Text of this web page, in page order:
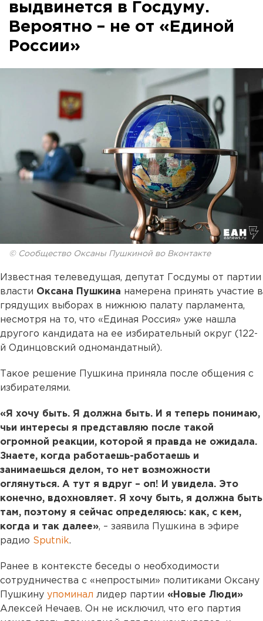
выдвинется в Госдуму.
Вероятно – не от «Единой
России»
© Сообщество Оксаны Пушкиной во Вконтакте
Известная телеведущая, депутат Госдумы от партии
власти Оксана Пушкина намерена принять участие в
грядущих выборах в нижнюю палату парламента,
несмотря на то, что «Единая Россия» уже нашла
другого кандидата на ее избирательный округ (122-
й Одинцовский одномандатный).
Такое решение Пушкина приняла после общения с
избирателями.
«Я хочу быть. Я должна быть. И я теперь понимаю,
чьи интересы я представляю после такой
огромной реакции, которой я правда не ожидала.
Знаете, когда работаешь-работаешь и
занимаешься делом, то нет возможности
оглянуться. А тут я вдруг – оп! И увидела. Это
конечно, вдохновляет. Я хочу быть, я должна быть
там, поэтому я сейчас определяюсь: как, с кем,
когда и так далее», – заявила Пушкина в эфире
радио Sputnik.
Ранее в контексте беседы о необходимости
сотрудничества с «непростыми» политиками Оксану
Пушкину упоминал лидер партии «Новые Люди»
Алексей Нечаев. Он не исключил, что его партия